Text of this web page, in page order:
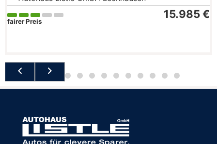
15.985 €
fairer Preis